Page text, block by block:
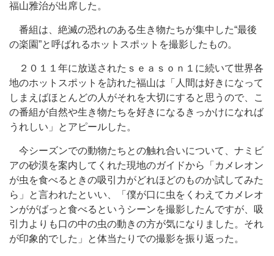
福山雅治が出席した。
番組は、絶滅の恐れのある生き物たちが集中した“最後
の楽園”と呼ばれるホットスポットを撮影したもの。
２０１１年に放送されたｓｅａｓｏｎ１に続いて世界各
地のホットスポットを訪れた福山は「人間は好きになって
しまえばほとんどの人がそれを大切にすると思うので、こ
の番組が自然や生き物たちを好きになるきっかけになれば
うれしい」とアピールした。
今シーズンでの動物たちとの触れ合いについて、ナミビ
アの砂漠を案内してくれた現地のガイドから「カメレオン
が虫を食べるときの吸引力がどれほどのものか試してみた
ら」と言われたといい、「僕が口に虫をくわえてカメレオ
ンががばっと食べるというシーンを撮影したんですが、吸
引力よりも口の中の虫の動きの方が気になりました。それ
が印象的でした」と体当たりでの撮影を振り返った。